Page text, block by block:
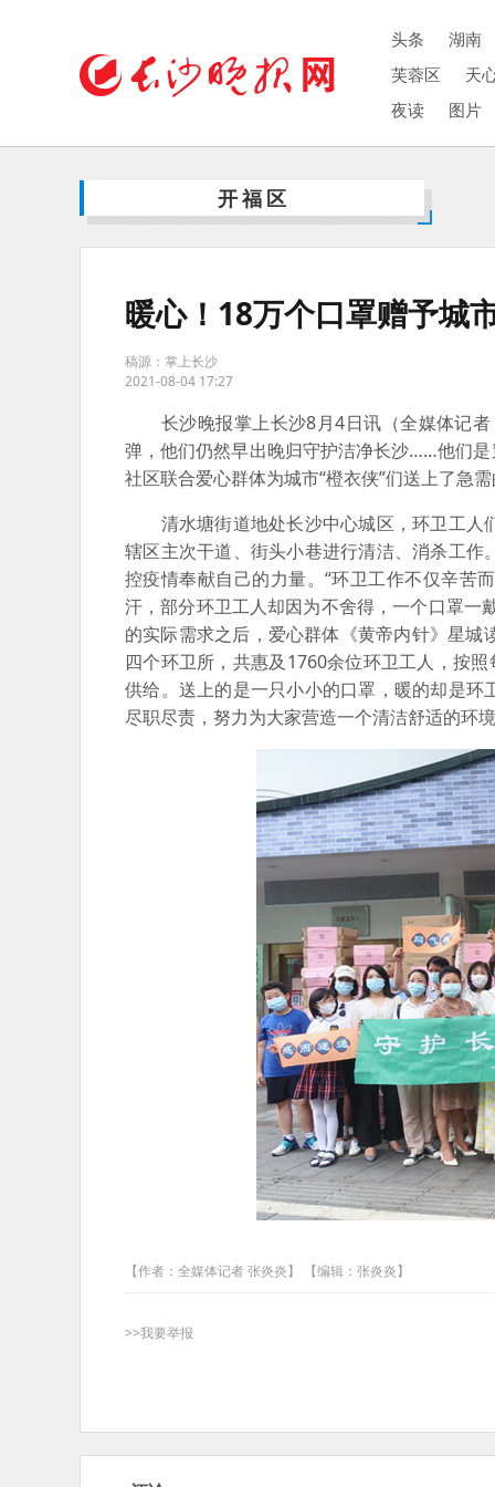
头条
湖南
芙蓉区
天
夜读
图片
开福区
暖心！18万个口罩赠予城
稿源：掌上长沙
2021-08-04 17:27
长沙晚报掌上长沙8月4日讯（全媒体记者
弹，他们仍然早出晚归守护洁净长沙……他们
社区联合爱心群体为城市“橙衣侠”们送上了急
清水塘街道地处长沙中心城区，环卫工人
辖区主次干道、街头小巷进行清洁、消杀工
控疫情奉献自己的力量。“环卫工作不仅辛苦
汗，部分环卫工人却因为不舍得，一个口罩一
的实际需求之后，爱心群体《黄帝内针》星
四个环卫所，共惠及1760余位环卫工人，按
供给。送上的是一只小小的口罩，暖的却是
尽职尽责，努力为大家营造一个清洁舒适的环
【作者：全媒体记者 张炎炎】 【编辑：张炎炎】
>>我要举报